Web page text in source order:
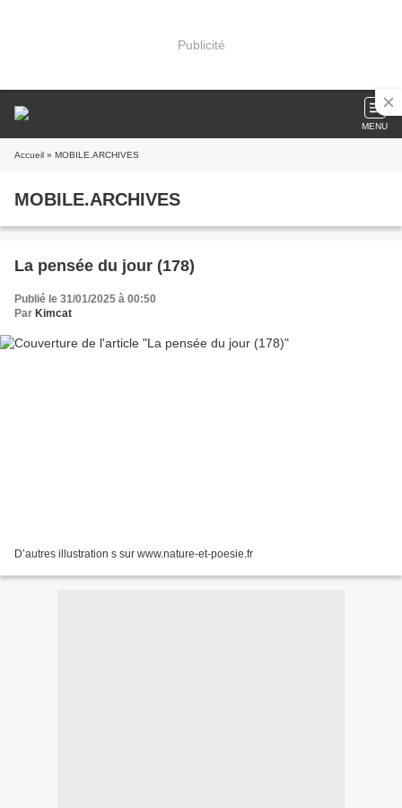
Publicité
MENU
Accueil » MOBILE.ARCHIVES
MOBILE.ARCHIVES
La pensée du jour (178)
Publié le 31/01/2025 à 00:50
Par Kimcat
D’autres illustration s sur www.nature-et-poesie.fr